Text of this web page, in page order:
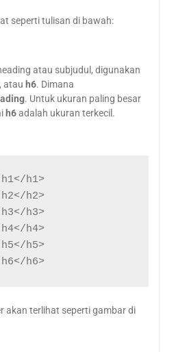
seperti tulisan di bawah:
atau subjudul, digunakan
atau h6. Dimana
. Untuk ukuran paling besar
h6adalah ukuran terkecil.
h1>
h2>
h3>
h4>
h5>
h6>
akan terlihat seperti gambar di